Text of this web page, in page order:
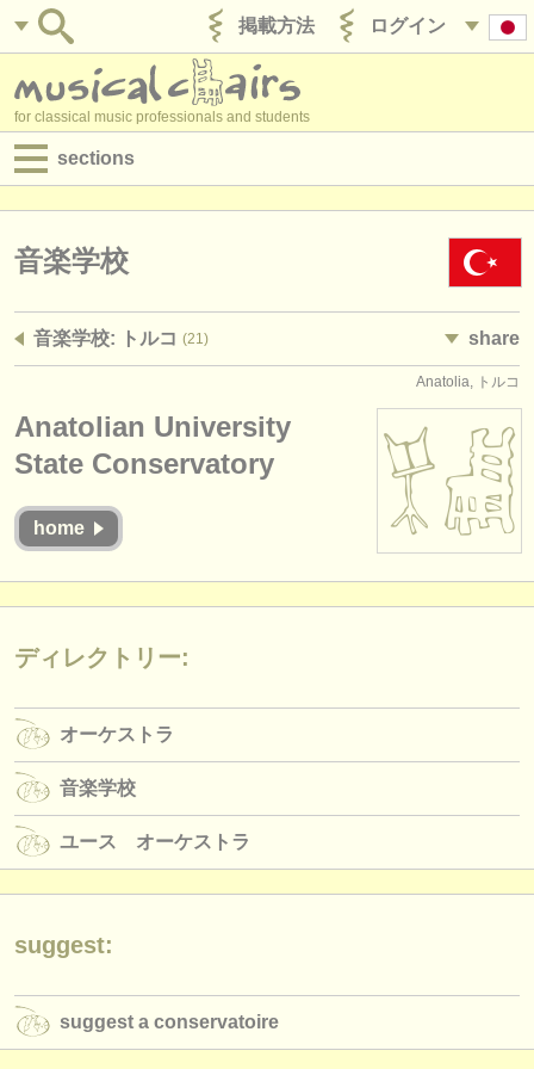
ログイン
掲載方法
for classical music professionals and students
sections
求人情報 (演奏関係の職)
求人情報 (管理者関連の職)
講習会
コンクール
盗まれた楽器
ディレクトリー:
音楽学校
ユース オーケストラ
musicalchairs:
お問い合わせ
クラシック音楽ニュース
音楽学校
音楽学校: トルコ (21) share
Anatolia, トルコ
Anatolian University
State Conservatory
home
ディレクトリー:
オーケストラ
音楽学校
ユース オーケストラ
suggest:
suggest a conservatoire